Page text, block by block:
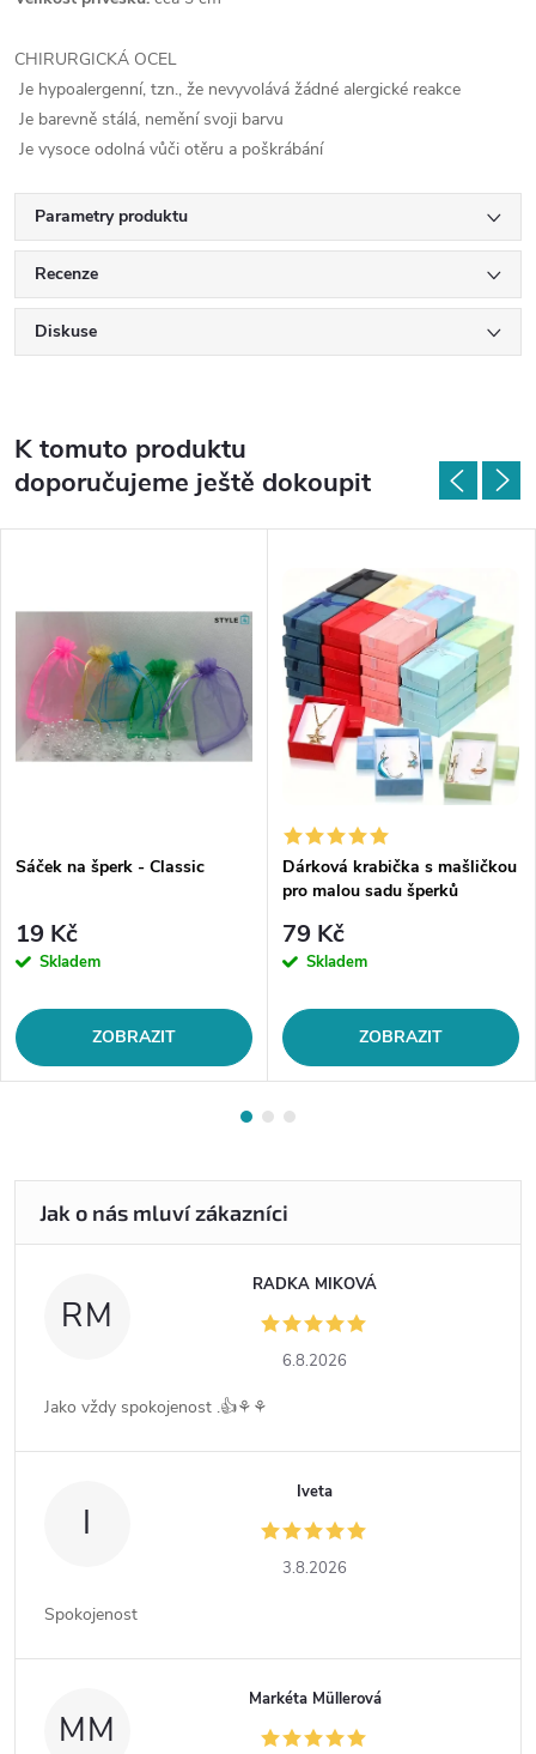
CHIRURGICKÁ OCEL
Je hypoalergenní, tzn., že nevyvolává žádné alergické reakce
Je barevně stálá, nemění svoji barvu
Je vysoce odolná vůči otěru a poškrábání
Parametry produktu
Recenze
Diskuse
K tomuto produktu
doporučujeme ještě dokoupit
Sáček na šperk - Classic
19 Kč
Skladem
ZOBRAZIT
Dárková krabička s mašličkou
pro malou sadu šperků
79 Kč
Skladem
ZOBRAZIT
RM
RADKA MIKOVÁ
6.8.2026
Jako vždy spokojenost .👍⚘️⚘️
I
Iveta
3.8.2026
Spokojenost
MM
Markéta Müllerová